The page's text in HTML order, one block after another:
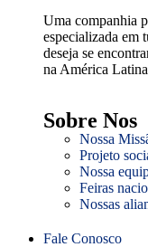
Uma companhia
especializada em
deseja se
na América
Sobre Nos
Nossa
Projeto
Nossa
Feiras
Nossas
Fale Conosco